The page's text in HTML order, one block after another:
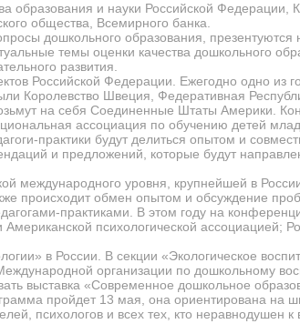
образования и науки Российской
общества, Всемирного банка.
дошкольного образования, презентуются
темы оценки качества дошкольного
развития.
Российской Федерации. Ежегодно одно из
Королевство Швеция, Федеративная
на себя Соединенные Штаты Америки.
ассоциация по обучению детей
практики будут делиться опытом и
и предложений, которые будут
международного уровня, крупнейшей в
происходит обмен опытом и обсуждение
практиками. В этом году на
психологической ассоциацией;
в России. В секции «Экологическое
организации по дошкольному
выставка «Современное дошкольное
пройдет 13 мая, она ориентирована на
психологов и всех тех, кто неравнодушен